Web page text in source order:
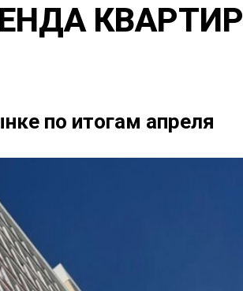
КВАРТИР
по итогам апреля